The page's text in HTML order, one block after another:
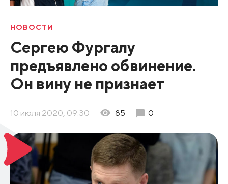
НОВОСТИ
Сергею Фургалу
предъявлено обвинение.
Он вину не признает
10 июля 2020, 09:30 85 0